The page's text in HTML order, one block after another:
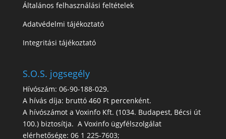
Általános felhasználási feltételek
Adatvédelmi tájékoztató
Integritási tájékoztató
S.O.S. jogsegély
Hívószám: 06-90-188-029.
A hívás díja: bruttó 460 Ft percenként.
A hívószámot a Voxinfo Kft. (1034. Budapest, Bécsi út
100.) biztosítja. A Voxinfo ügyfélszolgálat
elérhetősége: 06 1 225-7603;